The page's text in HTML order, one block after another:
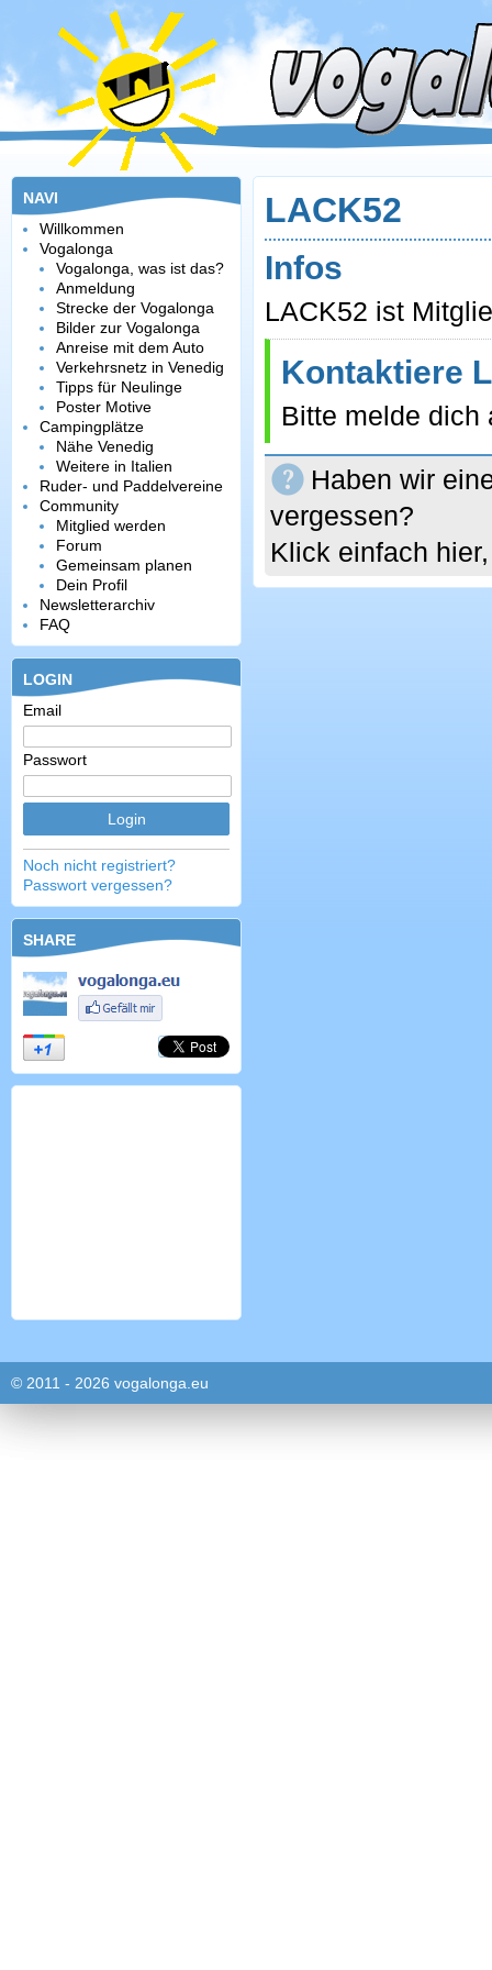
NAVI
Willkommen
Vogalonga
Vogalonga, was ist das?
Anmeldung
Strecke der Vogalonga
Bilder zur Vogalonga
Anreise mit dem Auto
Verkehrsnetz in Venedig
Tipps für Neulinge
Poster Motive
Campingplätze
Nähe Venedig
Weitere in Italien
Ruder- und Paddelvereine
Community
Mitglied werden
Forum
Gemeinsam planen
Dein Profil
Newsletterarchiv
FAQ
LOGIN
Email
Passwort
Noch nicht registriert?
Passwort vergessen?
SHARE
LACK52
Infos
LACK52 ist
Kontaktiere
Bitte melde dich
Haben wir
vergessen?
Klick einfach
© 2011 - 2026 vogalonga.eu